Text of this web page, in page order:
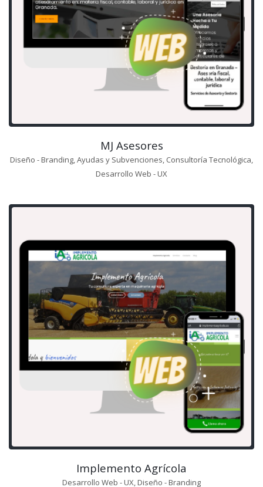
MJ Asesores
Diseño - Branding, Ayudas y Subvenciones, Consultoría Tecnológica,
Desarrollo Web - UX
Implemento Agrícola
Desarrollo Web - UX, Diseño - Branding